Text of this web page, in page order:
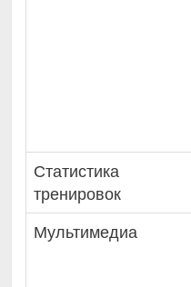
Статистика
тренировок
Мультимедиа